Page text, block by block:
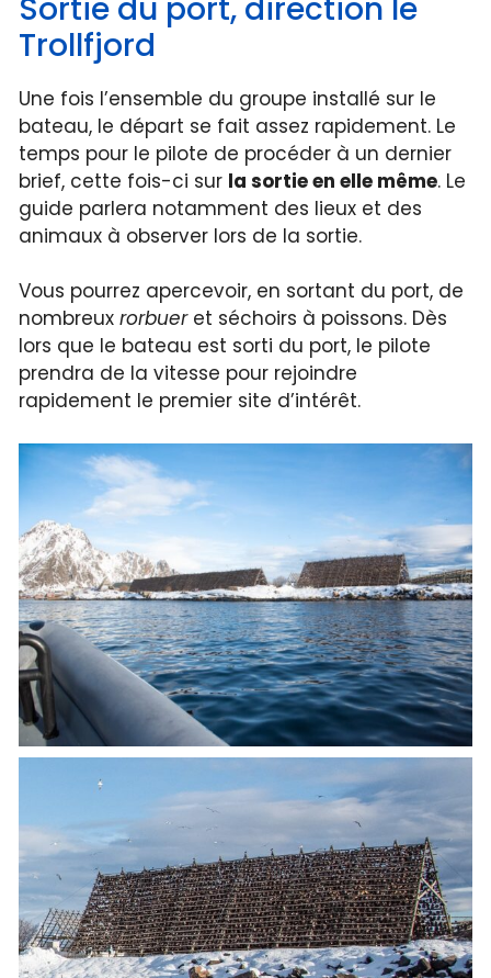
Sortie du port, direction le
Trollfjord
Une fois l’ensemble du groupe installé sur le
bateau, le départ se fait assez rapidement. Le
temps pour le pilote de procéder à un dernier
brief, cette fois-ci sur la sortie en elle même. Le
guide parlera notamment des lieux et des
animaux à observer lors de la sortie.
Vous pourrez apercevoir, en sortant du port, de
nombreuxrorbueret séchoirs à poissons. Dès
lors que le bateau est sorti du port, le pilote
prendra de la vitesse pour rejoindre
rapidement le premier site d’intérêt.